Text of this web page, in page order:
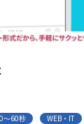
〜60秒 WEB・IT